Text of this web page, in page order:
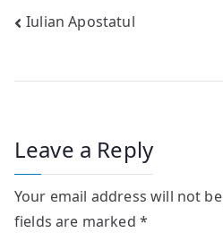
Post
Iulian Apostatul
Leave a Reply
Your email address will not
fields are marked *